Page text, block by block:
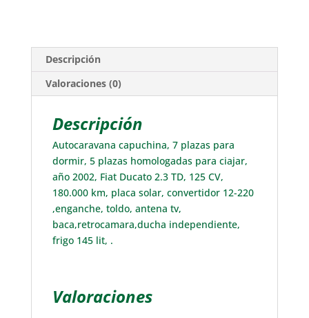
Descripción
Valoraciones (0)
Descripción
Autocaravana capuchina, 7 plazas para
dormir, 5 plazas homologadas para ciajar,
año 2002, Fiat Ducato 2.3 TD, 125 CV,
180.000 km, placa solar, convertidor 12-220
,enganche, toldo, antena tv,
baca,retrocamara,ducha independiente,
frigo 145 lit, .
Valoraciones